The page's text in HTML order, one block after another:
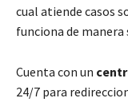
cual atiende casos
funciona de
Cuenta con un
24/7 para